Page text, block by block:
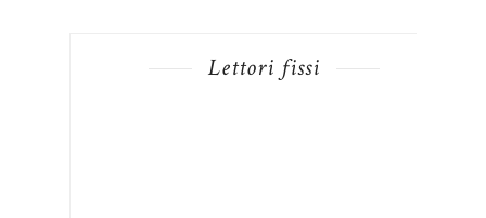
Lettori fissi